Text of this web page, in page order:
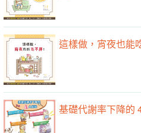
這樣做，宵夜也能
基礎代謝率下降的